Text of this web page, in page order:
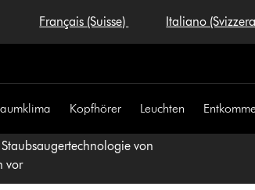
Français (Suisse) Italiano
Kopfhörer Leuchten
von
vor